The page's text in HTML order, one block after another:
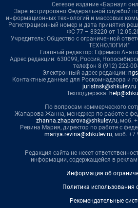
Сетевое издание «Барнаул
Зарегистрировано Федеральной службой
информационных технологий и массовых
Регистрационный номер и дата принятия
ФС 77 – 83220 от
Учредитель: Общество с ограниченной
ТЕХНОЛОГИИ"
Главный редактор: Ефремов
Адрес редакции: 630099, Россия,
телефон 8 (912) 222-
Электронный адрес редакции:
Контактные данные для Роскомнадзора и
juristnsk@shkulev.ru
Техподдержка:
По вопросам коммерческого
Жапарова Жанна, менеджер по работе с
zhanna.zhaparova@shkulev.ru, моб.
Ревина Мария, директор по работе с
mariya.revina@shkulev.ru, моб. +7
Редакция сайта не несет
информации, содержащейся в
Информация об
Политика использования
Рекомендательные